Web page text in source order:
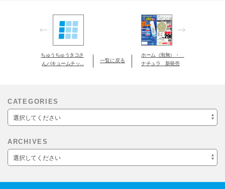
ちゅうちゅうタコさ
んバキュームチッ...
一覧に戻る
ホーム（泡無）・
ナチュラ 新発売
CATEGORIES
選択してください
ARCHIVES
選択してください